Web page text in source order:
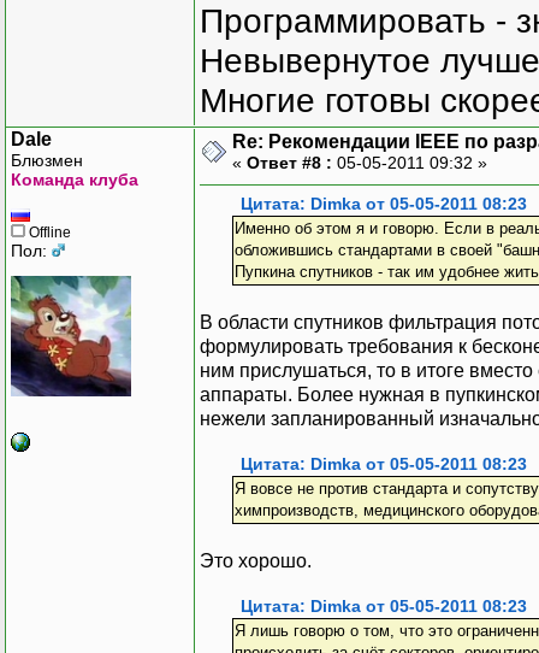
Программировать -
Невывернутое
Многие готовы
Dale
Блюзмен
Команда клуба
Offline
Пол:
Re: Рекомендации IEEE по
« Ответ #8 : 05-05-2011 09:32 »
Цитата: Dimka от 05-05-2011 08:23
Именно об этом я и говорю. Если в
обложившись стандартами в своей
Пупкина спутников - так им удобнее
В области спутников фильтрация
формулировать требования к
ним прислушаться, то в итоге
аппараты. Более нужная в
нежели запланированный
Цитата: Dimka от 05-05-2011 08:23
Я вовсе не против стандарта и
химпроизводств, медицинского
Это хорошо.
Цитата: Dimka от 05-05-2011 08:23
Я лишь говорю о том, что это